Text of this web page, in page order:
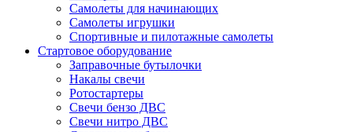
Самолеты для начинающих
Самолеты игрушки
Спортивные и пилотажные самолеты
Стартовое оборудование
Заправочные бутылочки
Накалы свечи
Ротостартеры
Свечи бензо ДВС
Свечи нитро ДВС